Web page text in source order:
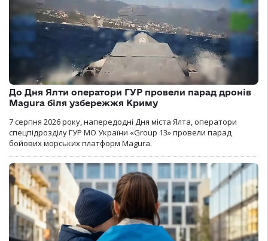
До Дня Ялти оператори ГУР провели парад дронів
Magura біля узбережжя Криму
7 серпня 2026 року, напередодні Дня міста Ялта, оператори
спецпідрозділу ГУР МО України «Group 13» провели парад
бойових морських платформ Magura.